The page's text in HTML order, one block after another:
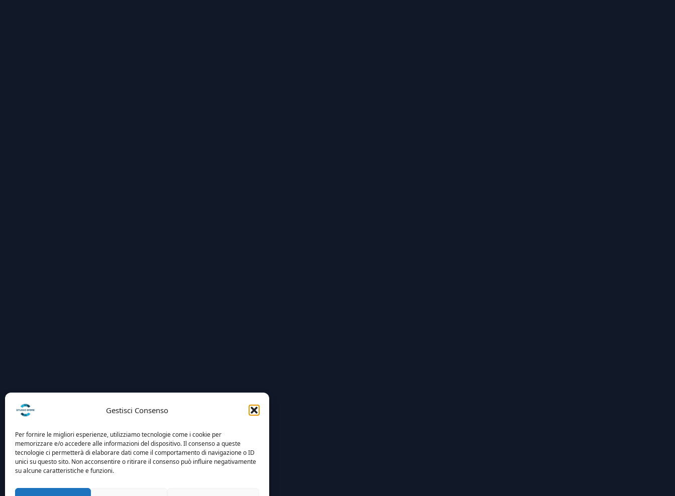
Gestisci Consenso
Per fornire le migliori esperienze, utilizziamo tecnologie come i cookie per
memorizzare e/o accedere alle informazioni del dispositivo. Il consenso a queste
tecnologie ci permetterà di elaborare dati come il comportamento di navigazione o ID
unici su questo sito. Non acconsentire o ritirare il consenso può influire negativamente
su alcune caratteristiche e funzioni.